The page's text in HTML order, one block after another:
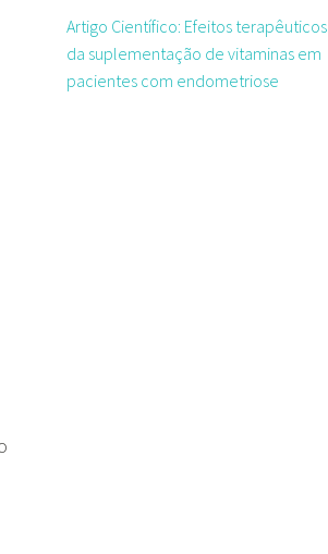
Artigo Científico: Efeitos terapêuticos
da suplementação de vitaminas em
pacientes com endometriose